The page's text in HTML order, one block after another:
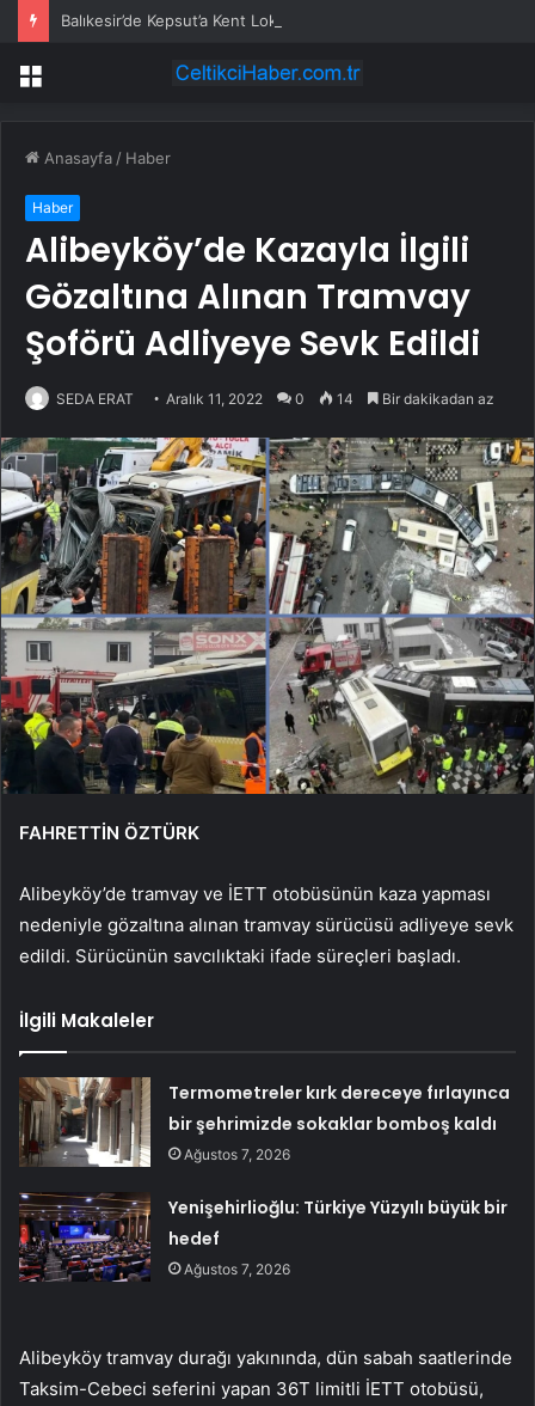
Balıkesir’de Kepsut’a Kent Lokantası ve altyapı desteği
Menü
Anasayfa / Haber
Haber
Alibeyköy’de Kazayla İlgili
Gözaltına Alınan Tramvay
Şoförü Adliyeye Sevk Edildi
SEDA ERAT Aralık 11, 2022 0 14 Bir dakikadan az
FAHRETTİN ÖZTÜRK
Alibeyköy’de tramvay ve İETT otobüsünün kaza yapması
nedeniyle gözaltına alınan tramvay sürücüsü adliyeye sevk
edildi. Sürücünün savcılıktaki ifade süreçleri başladı.
İlgili Makaleler
Termometreler kırk dereceye fırlayınca
bir şehrimizde sokaklar bomboş kaldı
Ağustos 7, 2026
Yenişehirlioğlu: Türkiye Yüzyılı büyük bir
hedef
Ağustos 7, 2026
Alibeyköy tramvay durağı yakınında, dün sabah saatlerinde
Taksim-Cebeci seferini yapan 36T limitli İETT otobüsü,